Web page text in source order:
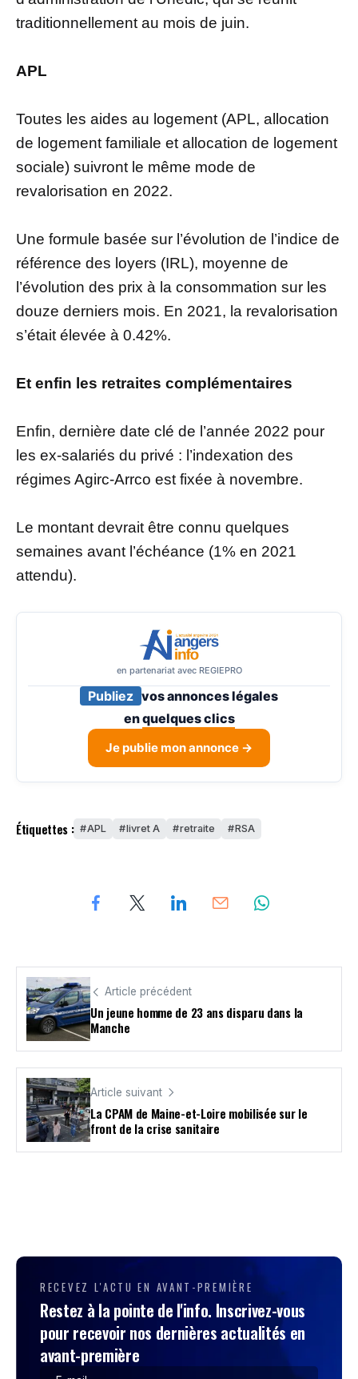
traditionnellement au mois de juin.
APL
Toutes les aides au logement (APL, allocation
de logement familiale et allocation de logement
sociale) suivront le même mode de
revalorisation en 2022.
Une formule basée sur l’évolution de l’indice de
référence des loyers (IRL), moyenne de
l’évolution des prix à la consommation sur les
douze derniers mois. En 2021, la revalorisation
s’était élevée à 0.42%.
Et enfin les retraites complémentaires
Enfin, dernière date clé de l’année 2022 pour
les ex-salariés du privé : l’indexation des
régimes Agirc-Arrco est fixée à novembre.
Le montant devrait être connu quelques
semaines avant l’échéance (1% en 2021
attendu).
en partenariat avec REGIEPRO
Publiez vos annonces légales
enquelques clics
Je publie mon annonce →
Étiquettes : APL livret A retraite RSA
Article précédent
Un jeune homme de 23 ans disparu dans la
Manche
Article suivant
La CPAM de Maine-et-Loire mobilisée sur le
front de la crise sanitaire
RECEVEZ L'ACTU EN AVANT-PREMIÈRE
Restez à la pointe de l'info. Inscrivez-vous
pour recevoir nos dernières actualités en
avant-première